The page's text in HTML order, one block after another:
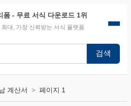
폼 - 무료 서식 다운로드 1위
최대, 가장 신뢰받는 서식 플랫폼
검색
계산서 페이지 1